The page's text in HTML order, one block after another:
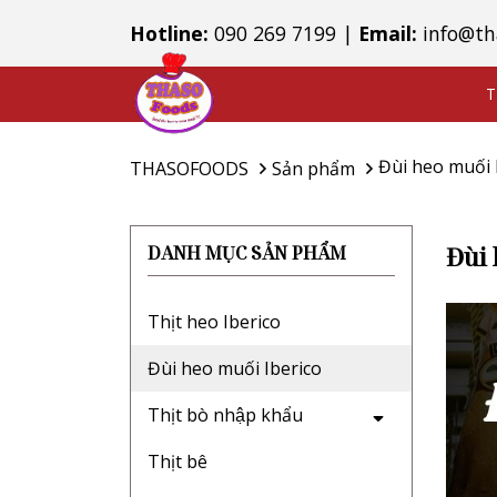
Hotline: 090 269 7199 | Email:
THASOFOODS Sản phẩm Đùi heo muối
DANH MỤC SẢN PHẨM
Thịt heo Iberico
Đùi heo muối Iberico
Thịt bò nhập khẩu
Thịt bê
Đùi